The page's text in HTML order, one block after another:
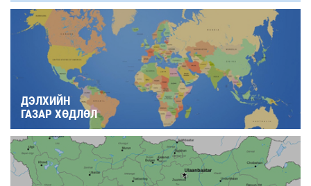
ДЭЛХИЙН
ГАЗАР ХӨДЛӨЛ